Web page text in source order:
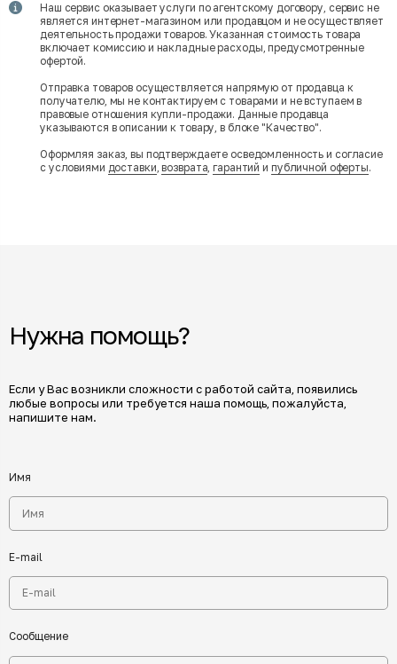
Наш сервис оказывает услуги по агентскому договору, сервис не
является интернет-магазином или продавцом и не осуществляет
деятельность продажи товаров. Указанная стоимость товара
включает комиссию и накладные расходы, предусмотренные
офертой.
Отправка товаров осуществляется напрямую от продавца к
получателю, мы не контактируем с товарами и не вступаем в
правовые отношения купли-продажи. Данные продавца
указываются в описании к товару, в блоке "Качество".
Оформляя заказ, вы подтверждаете осведомленность и согласие
с условиями доставки,возврата,гарантий и публичной оферты.
Нужна помощь?
Если у Вас возникли сложности с работой сайта, появились
любые вопросы или требуется наша помощь, пожалуйста,
напишите нам.
Имя
E-mail
Сообщение